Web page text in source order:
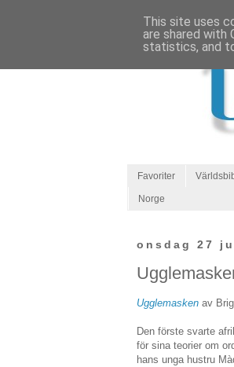
Favoriter
Norge
onsdag 27
Ugglemasken av
Den förste svarte
för sina teorier om
hans unga hustru
This site uses
are shared with
statistics, and